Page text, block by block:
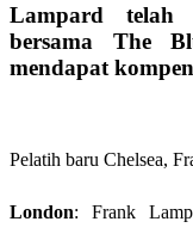
Lampard telah
bersama The
mendapat
Pelatih baru Chelsea,
London: Frank